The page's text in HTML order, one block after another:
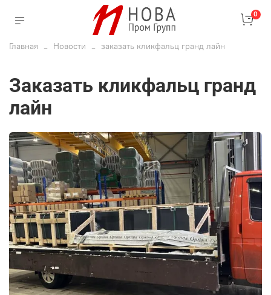
0
Главная Новости заказать кликфальц гранд лайн
заказать кликфальц гранд
лайн